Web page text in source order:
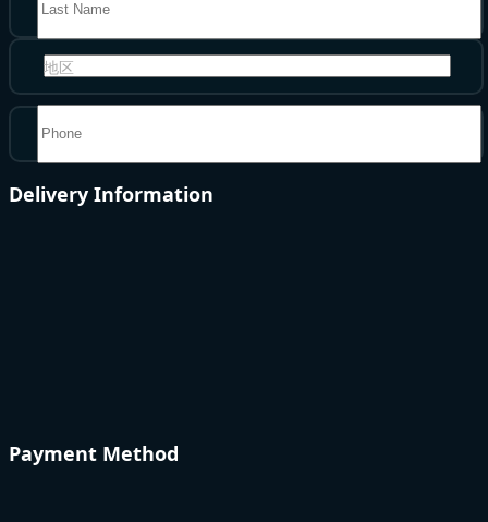
地区
Delivery Information
Payment Method